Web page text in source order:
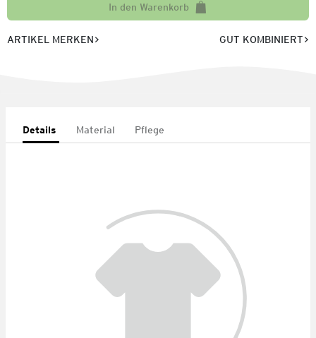
In den Warenkorb
ARTIKEL MERKEN GUT KOMBINIERT
Details Material Pflege